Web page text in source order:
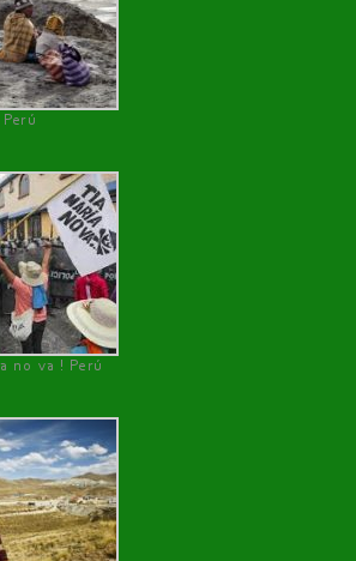
Perú
no va ! Perú